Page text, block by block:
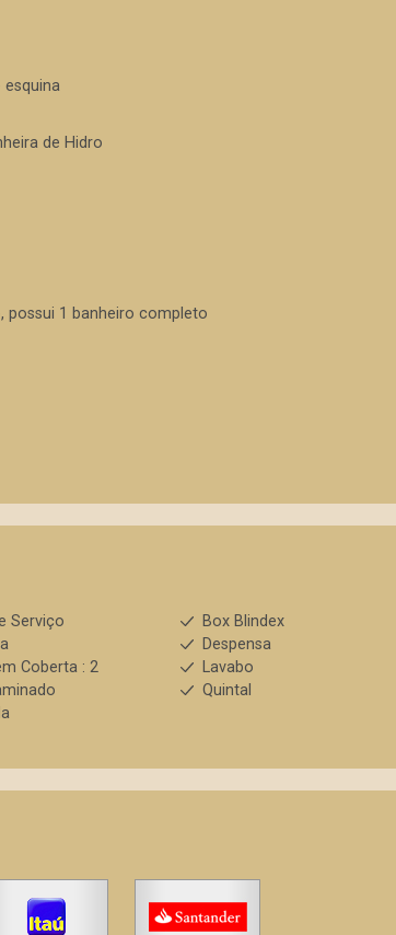
esquina
de Hidro
possui 1 banheiro completo
Serviço
Box Blindex
Despensa
Coberta : 2
Lavabo
Quintal